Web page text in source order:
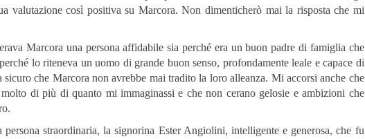
valutazione così positiva su Marcora. Non dimenticherò mai la risposta che mi
Marcora una persona affidabile sia perché era un buon padre di famiglia che
lo riteneva un uomo di grande buon senso, profondamente leale e capace di
che Marcora non avrebbe mai tradito la loro alleanza. Mi accorsi anche che
di più di quanto mi immaginassi e che non cerano gelosie e ambizioni che
straordinaria, la signorina Ester Angiolini, intelligente e generosa, che fu